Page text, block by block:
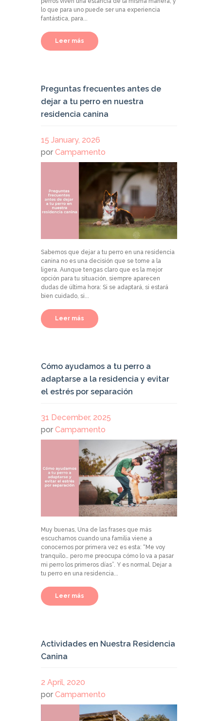
lo que para uno puede ser una experiencia
fantástica, para...
Leer más
Preguntas frecuentes antes de
dejar a tu perro en nuestra
residencia canina
15 January, 2026
por Campamento
Sabemos que dejar a tu perro en una residencia
canina no es una decisión que se tome a la
ligera. Aunque tengas claro que es la mejor
opción para tu situación, siempre aparecen
dudas de última hora: Si se adaptará, si estará
bien cuidado, si...
Leer más
Cómo ayudamos a tu perro a
adaptarse a la residencia y evitar
el estrés por separación
31 December, 2025
por Campamento
Muy buenas, Una de las frases que más
escuchamos cuando una familia viene a
conocernos por primera vez es esta: “Me voy
tranquilo… pero me preocupa cómo lo va a pasar
mi perro los primeros días”. Y es normal. Dejar a
tu perro en una residencia...
Leer más
Actividades en Nuestra Residencia
Canina
2 April, 2020
por Campamento